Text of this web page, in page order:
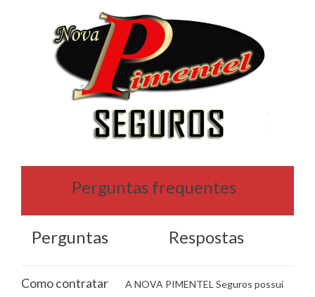
Perguntas frequentes
Perguntas Respostas
Como contratar
A NOVA PIMENTEL Seguros possui